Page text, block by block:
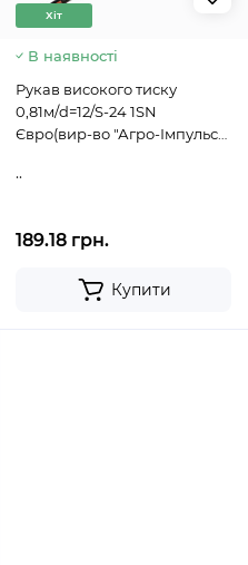
Хіт
В наявності
Рукав високого тиску
0,81м/d=12/S-24 1SN
Євро(вир-во "Агро-Імпульс")
..
189.18 грн.
Купити